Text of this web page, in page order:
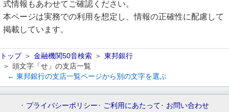
式情報もあわせてご確認ください。
本ページは実務での利用を想定し、情報の正確性に配慮して
掲載しています。
トップ 金融機関50音検索
東邦銀行
頭文字「せ」の支店一覧
← 東邦銀行の支店一覧ページから別の文字を選ぶ
プライバシーポリシー ご利用にあたって お問い合わせ